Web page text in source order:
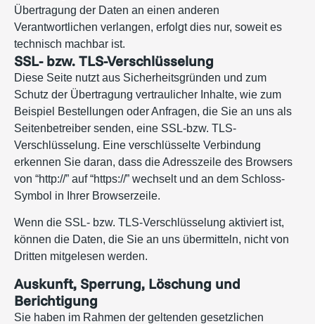
Übertragung der Daten an einen anderen
Verantwortlichen verlangen, erfolgt dies nur, soweit es
technisch machbar ist.
SSL- bzw. TLS-Verschlüsselung
Diese Seite nutzt aus Sicherheitsgründen und zum
Schutz der Übertragung vertraulicher Inhalte, wie zum
Beispiel Bestellungen oder Anfragen, die Sie an uns als
Seitenbetreiber senden, eine SSL-bzw. TLS-
Verschlüsselung. Eine verschlüsselte Verbindung
erkennen Sie daran, dass die Adresszeile des Browsers
von “http://” auf “https://” wechselt und an dem Schloss-
Symbol in Ihrer Browserzeile.
Wenn die SSL- bzw. TLS-Verschlüsselung aktiviert ist,
können die Daten, die Sie an uns übermitteln, nicht von
Dritten mitgelesen werden.
Auskunft, Sperrung, Löschung und
Berichtigung
Sie haben im Rahmen der geltenden gesetzlichen